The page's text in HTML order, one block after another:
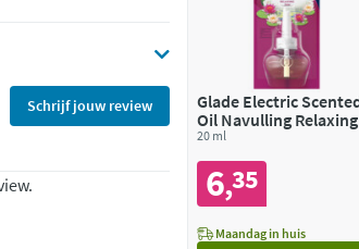
Schrijf jouw review
Glade Electric
Oil Navulling Relaxing
Zen
20 ml
6,35
Maandag in huis